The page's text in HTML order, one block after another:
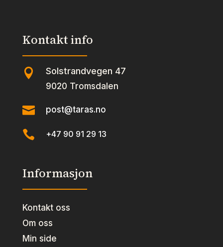
Kontakt info
 Solstrandvegen 47
9020 Tromsdalen
 post@taras.no
 +47 90 91 29 13
Informasjon
Kontakt oss
Om oss
Min side